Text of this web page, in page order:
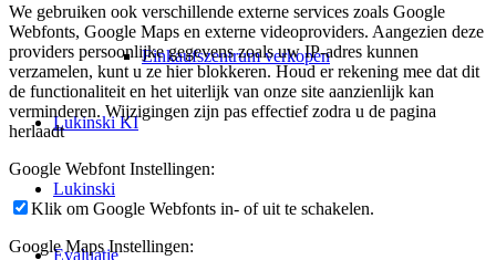
Einkaufszentrum verkopen
Lukinski KI
Lukinski
Evaluatie
We gebruiken ook verschillende externe services zoals Google
Webfonts, Google Maps en externe videoproviders. Aangezien deze
providers persoonlijke gegevens zoals uw IP-adres kunnen
verzamelen, kunt u ze hier blokkeren. Houd er rekening mee dat dit
de functionaliteit en het uiterlijk van onze site aanzienlijk kan
verminderen. Wijzigingen zijn pas effectief zodra u de pagina
herlaadt
Google Webfont Instellingen:
Klik om Google Webfonts in- of uit te schakelen.
Google Maps Instellingen: